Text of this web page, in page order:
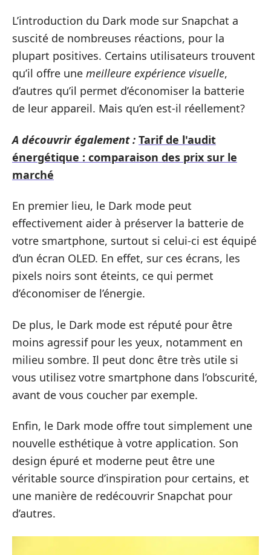
L’introduction du Dark mode sur Snapchat a
suscité de nombreuses réactions, pour la
plupart positives. Certains utilisateurs trouvent
qu’il offre une meilleure expérience visuelle,
d’autres qu’il permet d’économiser la batterie
de leur appareil. Mais qu’en est-il réellement?
A découvrir également : Tarif de l'audit
énergétique : comparaison des prix sur le
marché
En premier lieu, le Dark mode peut
effectivement aider à préserver la batterie de
votre smartphone, surtout si celui-ci est équipé
d’un écran OLED. En effet, sur ces écrans, les
pixels noirs sont éteints, ce qui permet
d’économiser de l’énergie.
De plus, le Dark mode est réputé pour être
moins agressif pour les yeux, notamment en
milieu sombre. Il peut donc être très utile si
vous utilisez votre smartphone dans l’obscurité,
avant de vous coucher par exemple.
Enfin, le Dark mode offre tout simplement une
nouvelle esthétique à votre application. Son
design épuré et moderne peut être une
véritable source d’inspiration pour certains, et
une manière de redécouvrir Snapchat pour
d’autres.